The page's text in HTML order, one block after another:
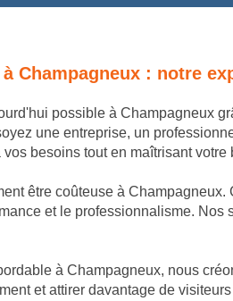
Champagneux : notre
possible à Champagneux
une entreprise, un
besoins tout en maîtrisant votre
être coûteuse à
et le professionnalisme.
à Champagneux, nous
et attirer davantage de